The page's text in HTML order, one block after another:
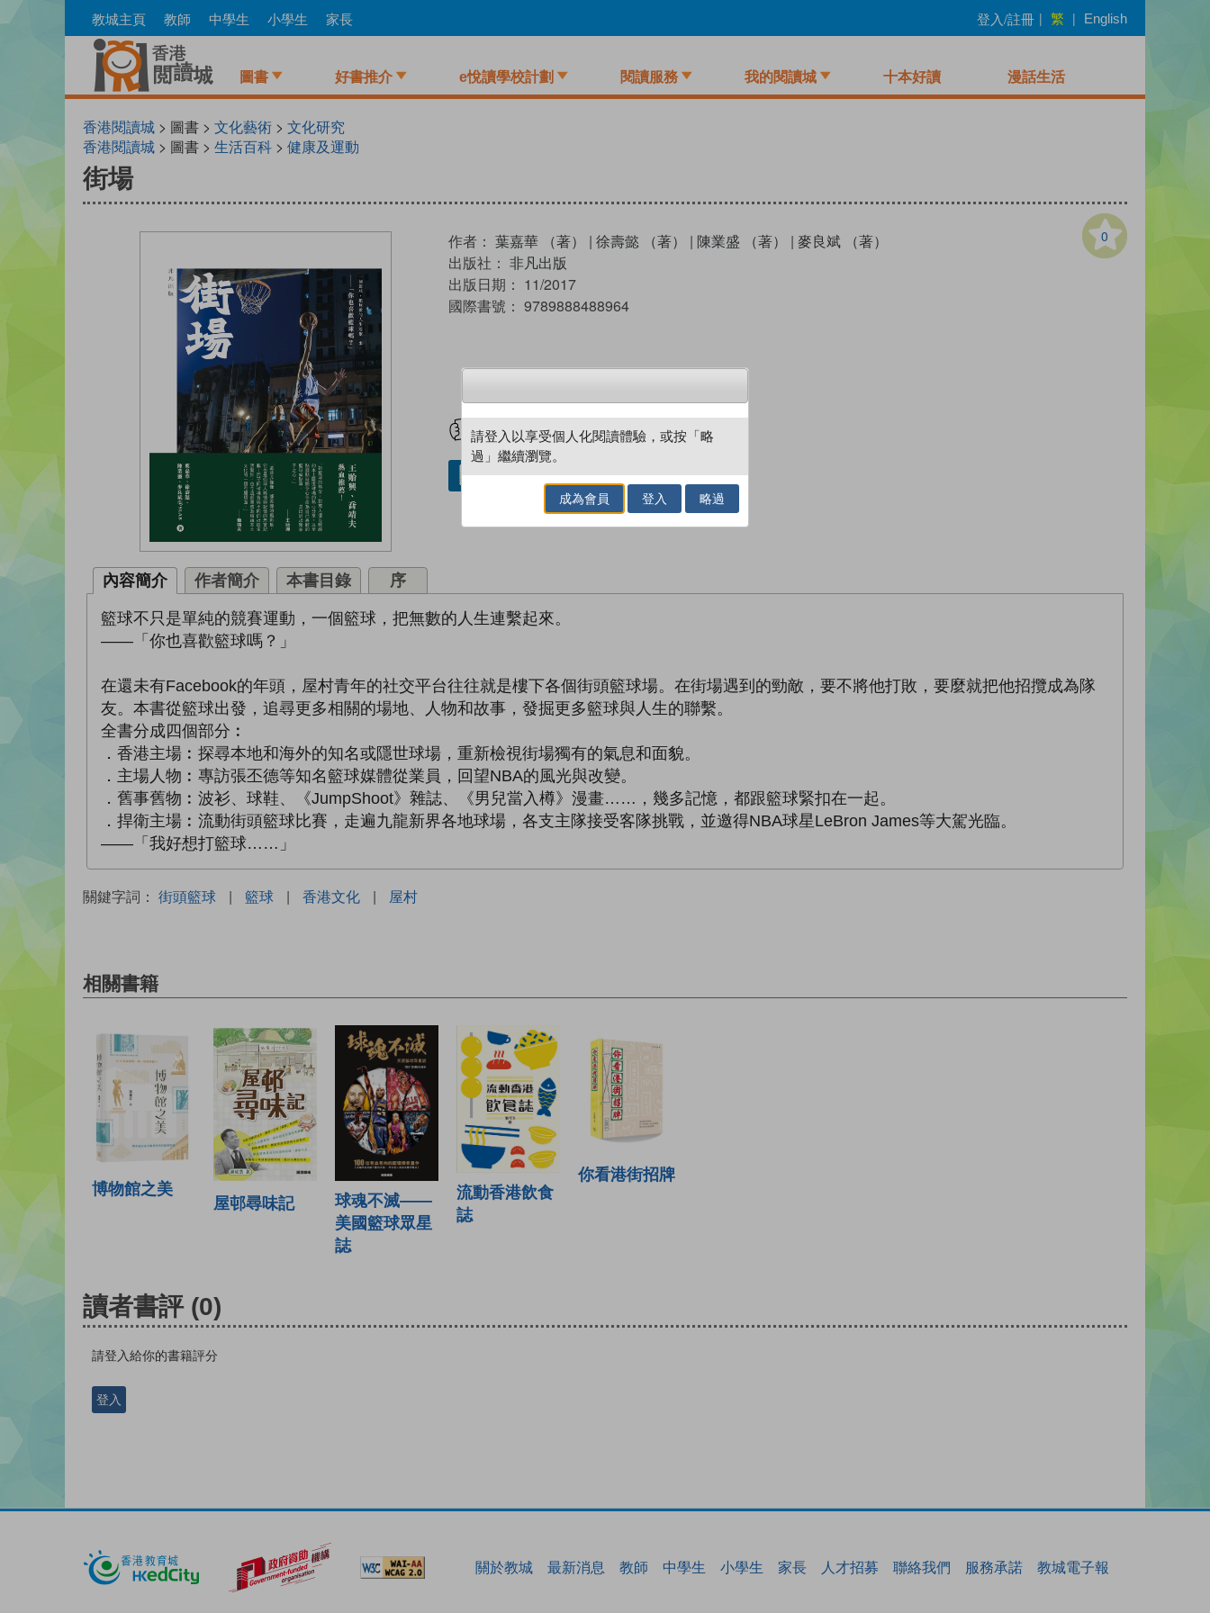
to
教城主頁 教師 中學生 小學生 家長 登入/註冊 | 繁 | English
圖書 好書推介 e悅讀學校計劃 閱讀服務 我的閱讀城 十本好讀 漫話生活
香港閱讀城 > 圖書 > 文化藝術 > 文化研究
香港閱讀城 > 圖書 > 生活百科 > 健康及運動
街場
0
作者： 葉嘉華 （著） | 徐壽懿 （著） | 陳業盛 （著） | 麥良斌 （著）
出版社： 非凡出版
出版日期： 11/2017
國際書號： 9789888488964
試閲 加入閱讀紀錄
借閱實體書
內容簡介 作者簡介 本書目錄 序
籃球不只是單純的競賽運動，一個籃球，把無數的人生連繫起來。
——「你也喜歡籃球嗎？」
在還未有Facebook的年頭，屋村青年的社交平台往往就是樓下各個街頭籃球場。在街場遇到的勁敵，要不將他打敗，要麼就把他招攬成為隊
友。本書從籃球出發，追尋更多相關的場地、人物和故事，發掘更多籃球與人生的聯繫。
全書分成四個部分︰
．香港主場︰探尋本地和海外的知名或隱世球場，重新檢視街場獨有的氣息和面貌。
．主場人物︰專訪張丕德等知名籃球媒體從業員，回望NBA的風光與改變。
．舊事舊物︰波衫、球鞋、《JumpShoot》雜誌、《男兒當入樽》漫畫……，幾多記憶，都跟籃球緊扣在一起。
．捍衛主場︰流動街頭籃球比賽，走遍九龍新界各地球場，各支主隊接受客隊挑戰，並邀得NBA球星LeBron James等大駕光臨。
——「我好想打籃球……」
關鍵字詞： 街頭籃球 | 籃球 | 香港文化 | 屋村
相關書籍
博物館之美
屋邨尋味記
球魂不滅——
美國籃球眾星
誌
流動香港飲食
誌
你看港街招牌
讀者書評 (0)
請登入給你的書籍評分
登入
關於教城 最新消息 教師 中學生 小學生 家長 人才招募 聯絡我們 服務承諾 教城電子報
請登入以享受個人化閱讀體驗，或按「略
過」繼續瀏覽。
成為會員 登入 略過